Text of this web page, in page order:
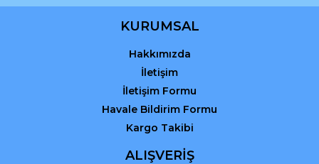
Gönder
KURUMSAL
Hakkımızda
İletişim
İletişim Formu
Havale Bildirim Formu
Kargo Takibi
ALIŞVERİŞ